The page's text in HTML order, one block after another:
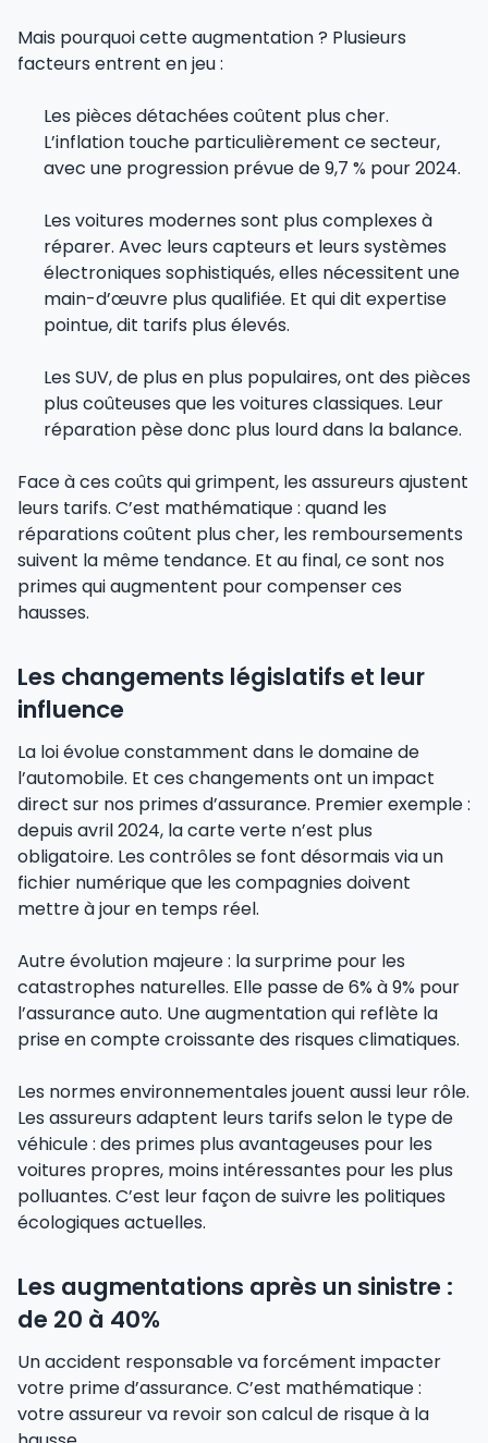
Mais pourquoi cette augmentation ? Plusieurs
facteurs entrent en jeu :
Les pièces détachées coûtent plus cher.
L’inflation touche particulièrement ce secteur,
avec une progression prévue de 9,7 % pour 2024.
Les voitures modernes sont plus complexes à
réparer. Avec leurs capteurs et leurs systèmes
électroniques sophistiqués, elles nécessitent une
main-d’œuvre plus qualifiée. Et qui dit expertise
pointue, dit tarifs plus élevés.
Les SUV, de plus en plus populaires, ont des pièces
plus coûteuses que les voitures classiques. Leur
réparation pèse donc plus lourd dans la balance.
Face à ces coûts qui grimpent, les assureurs ajustent
leurs tarifs. C’est mathématique : quand les
réparations coûtent plus cher, les remboursements
suivent la même tendance. Et au final, ce sont nos
primes qui augmentent pour compenser ces
hausses.
Les changements législatifs et leur
influence
La loi évolue constamment dans le domaine de
l’automobile. Et ces changements ont un impact
direct sur nos primes d’assurance. Premier exemple :
depuis avril 2024, la carte verte n’est plus
obligatoire. Les contrôles se font désormais via un
fichier numérique que les compagnies doivent
mettre à jour en temps réel.
Autre évolution majeure : la surprime pour les
catastrophes naturelles. Elle passe de 6% à 9% pour
l’assurance auto. Une augmentation qui reflète la
prise en compte croissante des risques climatiques.
Les normes environnementales jouent aussi leur rôle.
Les assureurs adaptent leurs tarifs selon le type de
véhicule : des primes plus avantageuses pour les
voitures propres, moins intéressantes pour les plus
polluantes. C’est leur façon de suivre les politiques
écologiques actuelles.
Les augmentations après un sinistre :
de 20 à 40%
Un accident responsable va forcément impacter
votre prime d’assurance. C’est mathématique :
votre assureur va revoir son calcul de risque à la